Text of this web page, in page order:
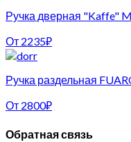
Ручка дверная "Kaffe"
От 2235₽
Ручка раздельная
От 2800₽
Обратная связь